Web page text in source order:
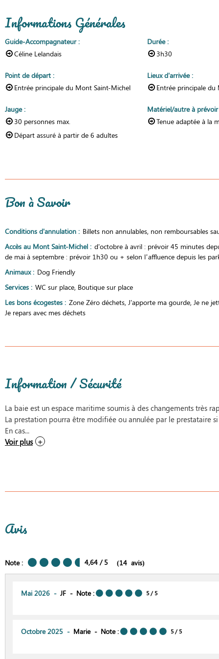
Informations Générales
Guide-Accompagnateur:
Céline Lelandais
Durée:
3h30
Point de départ :
Entrée principale du Mont Saint-Michel
Lieux d'arrivée:
Entrée principale
Jauge:
30 personnes max.
Départ assuré à partir de 6 adultes
Matériel/autre à
Tenue adaptée à la
Bon à Savoir
Conditions d'annulation : Billets non annulables, non remboursables
Accès au Mont Saint-Michel : d'octobre à avril : prévoir 45 minutes
de mai à septembre : prévoir 1h30 ou + selon l’affluence depuis les
Animaux: Dog Friendly
Services : WC sur place Boutique sur place
Les bons écogestes : Zone Zéro déchets J'apporte ma gourde Je ne
Je repars avec mes déchets
Information / Sécurité
La baie est un espace maritime soumis à des changements très
La prestation pourra être modifiée ou annulée par le prestataire
En cas...
Voir plus
Avis
Note : 4,64 / 5 (14 avis)
Mai 2026 JF Note : 5 / 5
Octobre 2025 Marie Note : 5 / 5